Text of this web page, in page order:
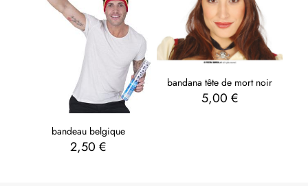
bandeau belgique
2,50€
bandana tête de mort noir
5,00 €